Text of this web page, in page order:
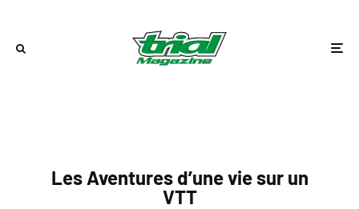
Les Aventures d’une vie sur un
VTT